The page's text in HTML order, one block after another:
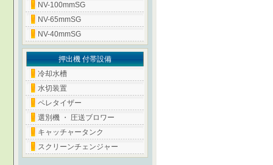
NV-100mmSG
NV-65mmSG
NV-40mmSG
押出機 付帯設備
冷却水槽
水切装置
ペレタイザー
選別機 ・ 圧送ブロワー
キャッチャータンク
スクリーンチェンジャー